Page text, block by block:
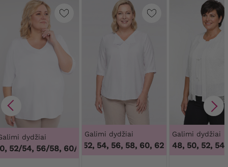
dydžiai
52/54, 56/58, 60/62 ,48/50, 52/54, 56/58, 60/62
Galimi dydžiai
46, 52, 54, 56, 58, 60, 62, 46, 52, 54, 56,
Galimi dydžiai
48, 50, 52,